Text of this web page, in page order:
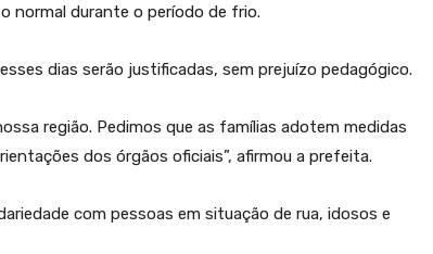
normal durante o período de frio.
dias serão justificadas, sem prejuízo pedagógico.
região. Pedimos que as famílias adotem medidas
dos órgãos oficiais”, afirmou a prefeita.
com pessoas em situação de rua, idosos e